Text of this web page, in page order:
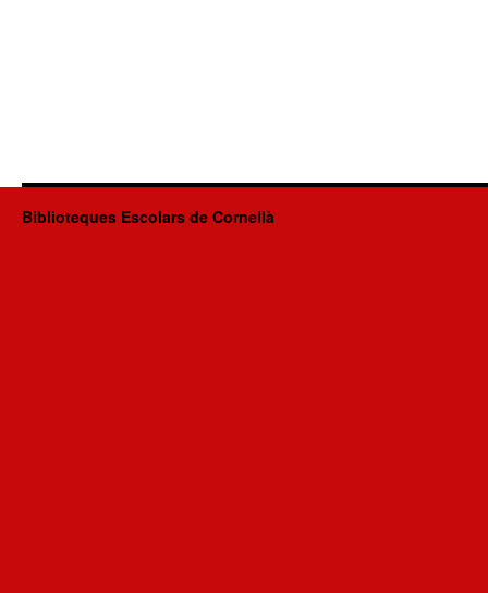
Biblioteques Escolars de Cornellà